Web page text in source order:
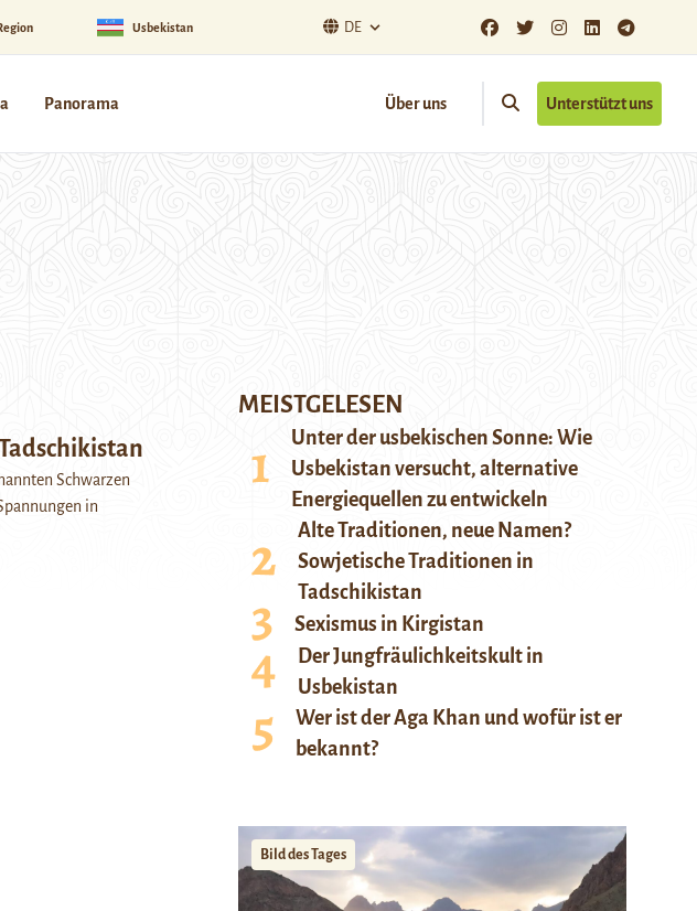
Usbekistan DE
Panorama Über uns Unterstützt uns
Schwarzen
in
MEISTGELESEN
Unter der usbekischen Sonne: Wie
Usbekistan versucht, alternative
Energiequellen zu entwickeln
Alte Traditionen, neue Namen?
Sowjetische Traditionen in
Tadschikistan
Sexismus in Kirgistan
Der Jungfräulichkeitskult in
Usbekistan
Wer ist der Aga Khan und wofür ist er
bekannt?
Bild des Tages